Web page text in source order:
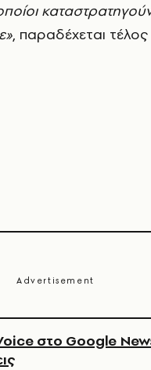
, παραδέχεται τέλος
στο Google